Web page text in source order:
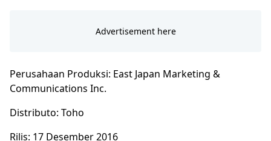
Perusahaan Produksi: East Japan Marketing &
Communications Inc.
Distributo: Toho
Rilis: 17 Desember 2016